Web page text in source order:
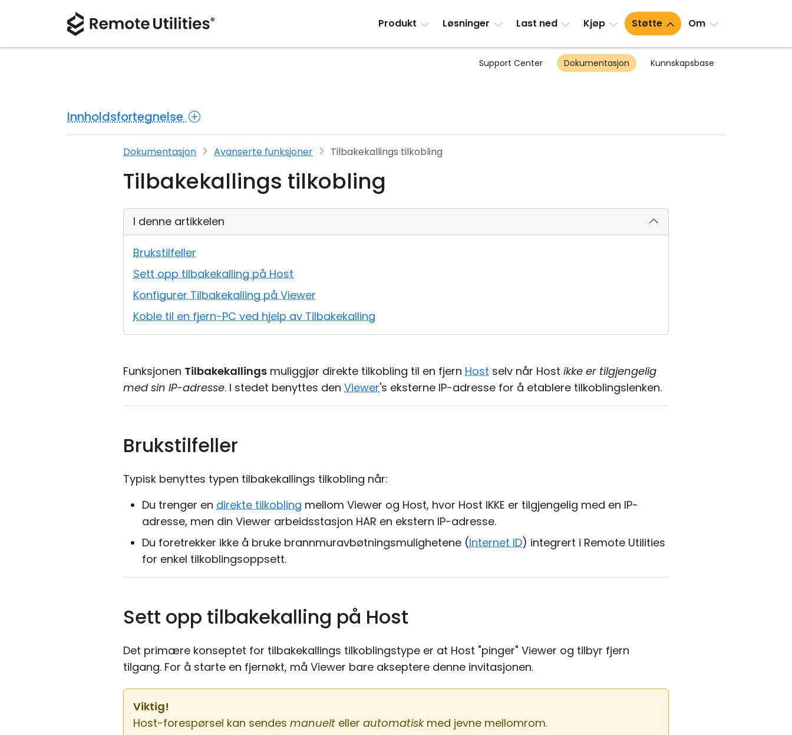
Produkt Løsninger Last ned Kjøp Støtte Om
Support Center Dokumentasjon Kunnskapsbase
Innholdsfortegnelse
Dokumentasjon Avanserte funksjoner Tilbakekallings tilkobling
Tilbakekallings tilkobling
I denne artikkelen
Brukstilfeller
Sett opp tilbakekalling på Host
Konfigurer Tilbakekalling på Viewer
Koble til en fjern-PC ved hjelp av Tilbakekalling
Funksjonen Tilbakekallings muliggjør direkte tilkobling til en fjern Host selv når Host ikke er tilgjengelig
med sin IP-adresse. I stedet benyttes den Viewer's eksterne IP-adresse for å etablere tilkoblingslenken.
Brukstilfeller
Typisk benyttes typen tilbakekallings tilkobling når:
Du trenger en direkte tilkobling mellom Viewer og Host, hvor Host IKKE er tilgjengelig med en IP-
adresse, men din Viewer arbeidsstasjon HAR en ekstern IP-adresse.
Du foretrekker ikke å bruke brannmuravbøtningsmulighetene (Internet ID) integrert i Remote Utilities
for enkel tilkoblingsoppsett.
Sett opp tilbakekalling på Host
Det primære konseptet for tilbakekallings tilkoblingstype er at Host "pinger" Viewer og tilbyr fjern
tilgang. For å starte en fjernøkt, må Viewer bare akseptere denne invitasjonen.
Viktig!
Host-forespørsel kan sendes manuelt eller automatiskmed jevne mellomrom.